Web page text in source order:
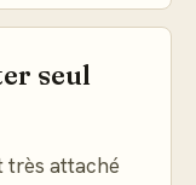
seul
très attaché